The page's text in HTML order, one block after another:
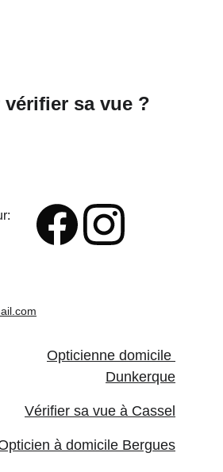
sa vue ?
Opticienne domicile
Dunkerque
Vérifier sa vue à Cassel
à domicile Bergues